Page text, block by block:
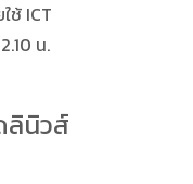
ช้ ICT
น.
นิวส์